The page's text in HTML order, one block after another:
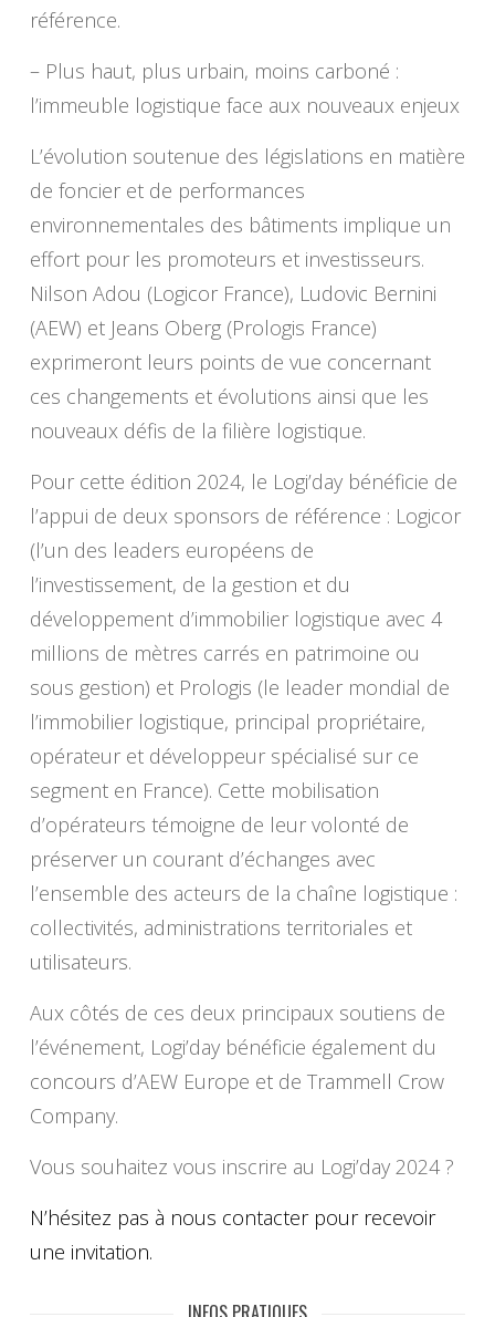
référence.
– Plus haut, plus urbain, moins carboné :
l’immeuble logistique face aux nouveaux enjeux
L’évolution soutenue des législations en matière
de foncier et de performances
environnementales des bâtiments implique un
effort pour les promoteurs et investisseurs.
Nilson Adou (Logicor France), Ludovic Bernini
(AEW) et Jeans Oberg (Prologis France)
exprimeront leurs points de vue concernant
ces changements et évolutions ainsi que les
nouveaux défis de la filière logistique.
Pour cette édition 2024, le Logi’day bénéficie de
l’appui de deux sponsors de référence : Logicor
(l’un des leaders européens de
l’investissement, de la gestion et du
développement d’immobilier logistique avec 4
millions de mètres carrés en patrimoine ou
sous gestion) et Prologis (le leader mondial de
l’immobilier logistique, principal propriétaire,
opérateur et développeur spécialisé sur ce
segment en France). Cette mobilisation
d’opérateurs témoigne de leur volonté de
préserver un courant d’échanges avec
l’ensemble des acteurs de la chaîne logistique :
collectivités, administrations territoriales et
utilisateurs.
Aux côtés de ces deux principaux soutiens de
l’événement, Logi’day bénéficie également du
concours d’AEW Europe et de Trammell Crow
Company.
Vous souhaitez vous inscrire au Logi’day 2024 ?
N’hésitez pas à nous contacter pour recevoir
une invitation.